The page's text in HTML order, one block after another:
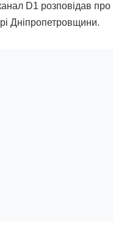
D1 розповідав про
Дніпропетровщини.